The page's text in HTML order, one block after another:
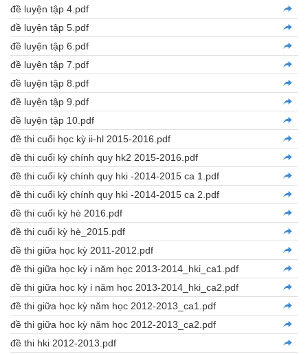
đề luyện tập 4.pdf
đề luyện tập 5.pdf
đề luyện tập 6.pdf
đề luyện tập 7.pdf
đề luyện tập 8.pdf
đề luyện tập 9.pdf
đề luyện tập 10.pdf
đề thi cuối học kỳ ii-hl 2015-2016.pdf
đề thi cuối kỳ chính quy hk2 2015-2016.pdf
đề thi cuối kỳ chính quy hki -2014-2015 ca 1.pdf
đề thi cuối kỳ chính quy hki -2014-2015 ca 2.pdf
đề thi cuối kỳ hè 2016.pdf
đề thi cuối kỳ hè_2015.pdf
đề thi giữa học kỳ 2011-2012.pdf
đề thi giữa học kỳ i năm học 2013-2014_hki_ca1.pdf
đề thi giữa học kỳ i năm học 2013-2014_hki_ca2.pdf
đề thi giữa học kỳ năm học 2012-2013_ca1.pdf
đề thi giữa học kỳ năm học 2012-2013_ca2.pdf
đề thi hki 2012-2013.pdf